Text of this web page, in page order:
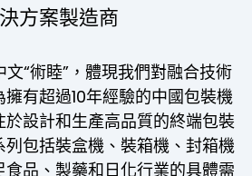
方案製造商
文“術睦”，體現我們對融合技術
有超過10年經驗的中國包裝機
設計和生產高品質的終端包裝
包括裝盒機、裝箱機、封箱機
品、製藥和日化行業的具體需